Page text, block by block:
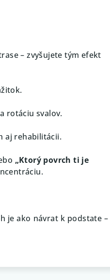
– zvyšujete tým efekt
rotáciu svalov.
aj rehabilitácii.
„Ktorý povrch ti je
je ako návrat k podstate